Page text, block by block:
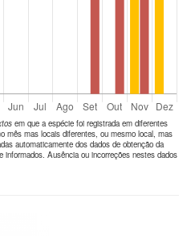
em que a espécie foi registrada em diferentes
mês mas locais diferentes, ou mesmo local, mas
automaticamente dos dados de obtenção da
informados. Ausência ou incorreções nestes dados